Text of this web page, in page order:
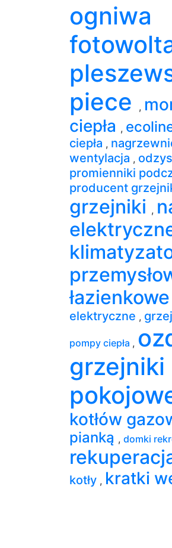
ogniwa
piece
,
ciepła ,
ciepła ,
wentylacja ,
promienniki
producent
grzejniki ,
łazienkowe
elektryczne ,
pompy ciepła ,
grzejniki
kotłów
pianką , domki
kotły , kratki